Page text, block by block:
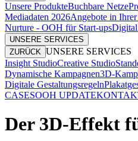
Unsere ProdukteBuchbare Netze
Mediadaten 2026Angebote in Ihrer
Nurture - OOH für Start-ups
UNSERE SERVICES
ZURÜCK UNSERE SERVICES
Insight StudioCreative Studio
Dynamische Kampagnen3D-
Digitale Gestaltungsregeln
CASESOOH UPDATE
Der 3D-Effekt